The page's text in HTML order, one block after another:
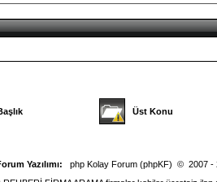
Üst Konu
Yazılımı: php Kolay Forum (phpKF) © 2007 -